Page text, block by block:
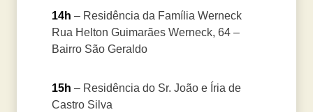
14h – Residência da Família Werneck
Rua Helton Guimarães Werneck, 64 –
Bairro São Geraldo
15h – Residência do Sr. João e Íria de
Castro Silva